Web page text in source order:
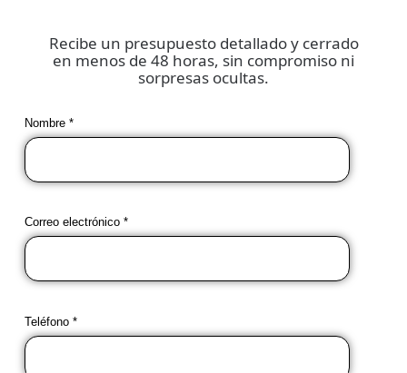
Recibe un presupuesto detallado y cerrado
en menos de 48 horas, sin compromiso ni
sorpresas ocultas.
Nombre *
Correo electrónico *
Teléfono *